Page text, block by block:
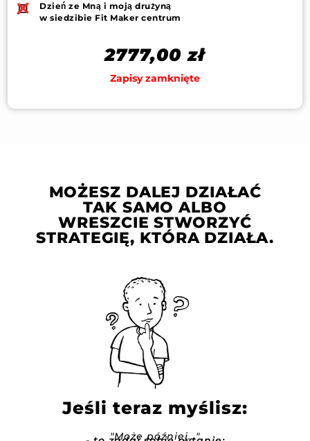
Dzień ze Mną i moją drużyną
w siedzibie Fit Maker centrum
2777,00zł
Zapisy zamknięte
MOŻESZ DALEJ DZIAŁAĆ
TAK SAMO ALBO
WRESZCIE STWORZYĆ
STRATEGIĘ, KTÓRA DZIAŁA.
Jeśli teraz myślisz:
"Może później..."